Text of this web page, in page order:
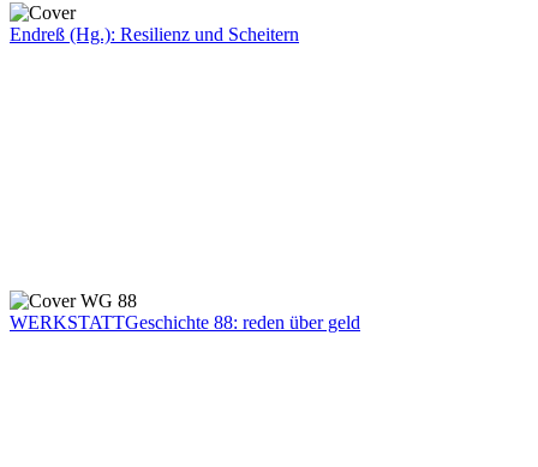
Endreß (Hg.): Resilienz und Scheitern
WERKSTATTGeschichte 88: reden über geld